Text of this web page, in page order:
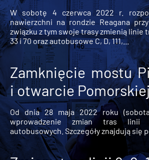
W sobotę 4 czerwca 2022 r.
nawierzchni na rondzie Reagana
związku z tym swoje trasy zmienią linie
33 i 70 oraz autobusowe C, D, 111,...
Zamknięcie mostu
i otwarcie
Od dnia 28 maja 2022 roku
wprowadzenie zmian tras linii
autobusowych. Szczegóły znajdują się